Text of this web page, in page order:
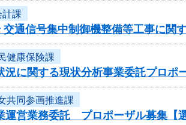
計課
交通信号集中制御機整備等工事に関
健康保険課
に関する現状分析事業委託プロポ
共同参画推進課
運営業務委託 プロポーザル募集【選